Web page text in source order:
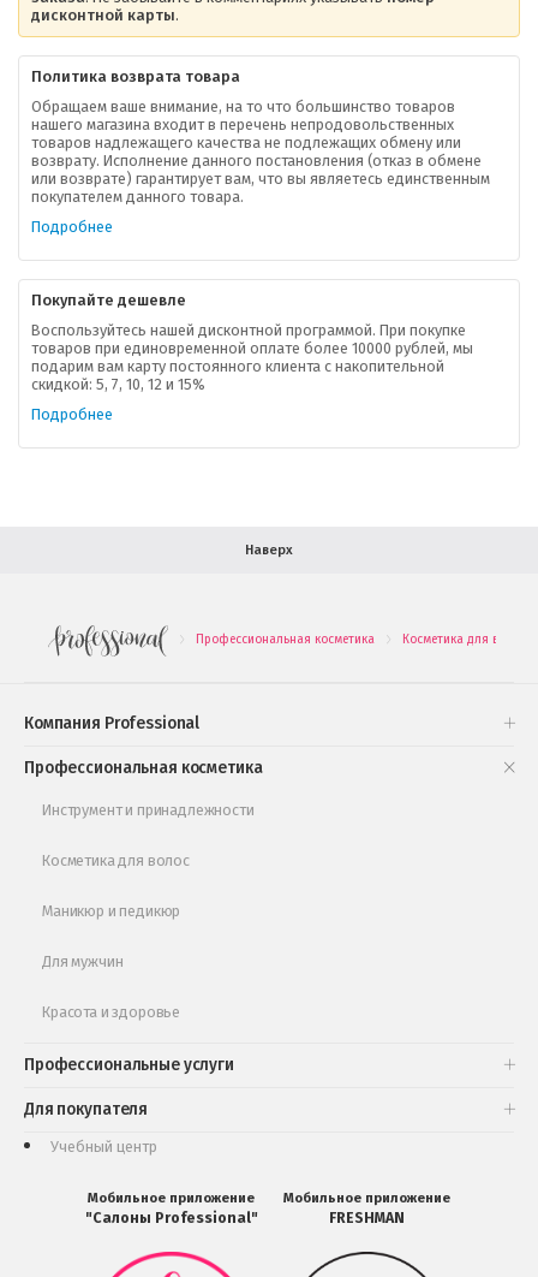
дисконтной карты.
Политика возврата товара
Обращаем ваше внимание, на то что большинство товаров
нашего магазина входит в перечень непродовольственных
товаров надлежащего качества не подлежащих обмену или
возврату. Исполнение данного постановления (отказ в обмене
или возврате) гарантирует вам, что вы являетесь единственным
покупателем данного товара.
Подробнее
Покупайте дешевле
Воспользуйтесь нашей дисконтной программой. При покупке
товаров при единовременной оплате более 10000 рублей, мы
подарим вам карту постоянного клиента с накопительной
скидкой: 5, 7, 10, 12 и 15%
Подробнее
Наверх
. Профессиональная косметика . Косметика для волос
Компания Professional
О компании
Ваша скидка
Контактная информация
В помощь покупателю
Форма обратной связи
Профессиональная косметика
Инструмент и принадлежности
Косметика для волос
Маникюр и педикюр
Для мужчин
Красота и здоровье
Профессиональные услуги
Для покупателя
Подарочные наборы
Обучающее видео
Учебный центр
Мобильное приложение
"Салоны Professional"
Мобильное
Мобильное приложение
FRESHMAN
Мобильное